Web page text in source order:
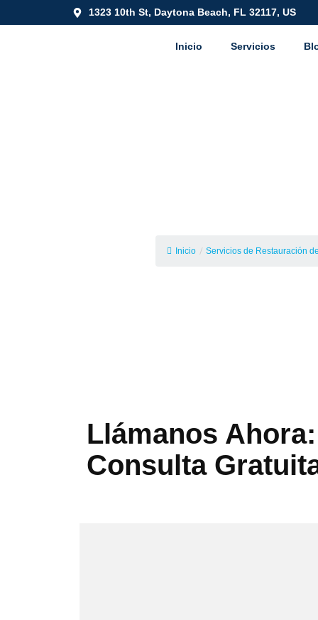
1323 10th St, Daytona Beach, FL 32117, US
Inicio Servicios
Inicio / Servicios de Restauración
Llámanos
Consulta